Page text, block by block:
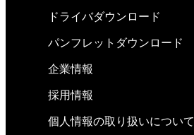
ドライバダウンロード
パンフレットダウンロード
企業情報
採用情報
個人情報の取り扱いについて